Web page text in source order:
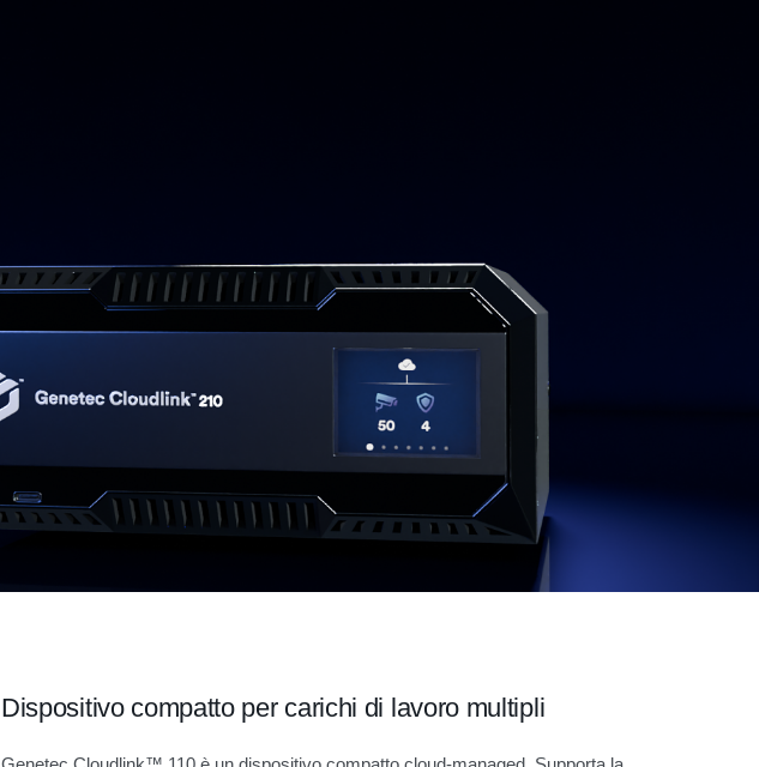
Dispositivo compatto per carichi di lavoro multipli